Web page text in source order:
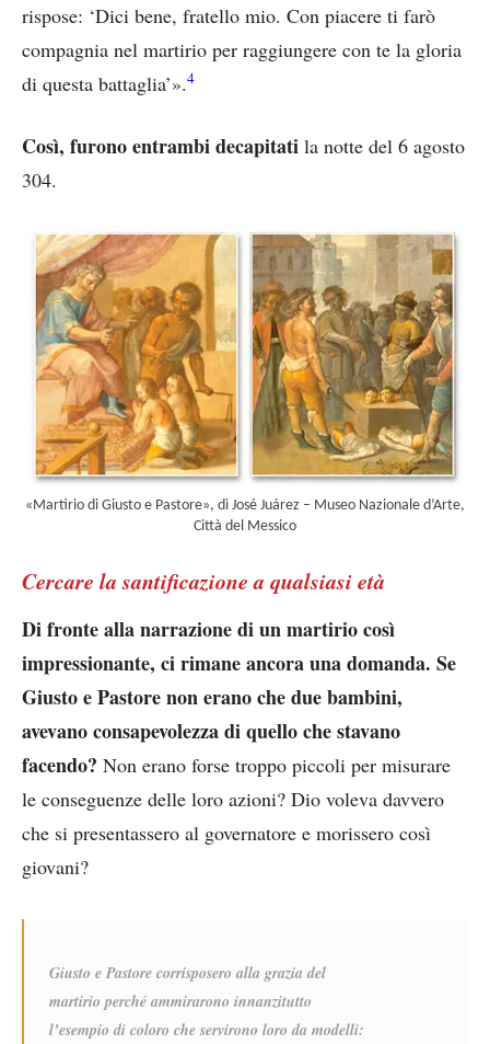
rispose: ‘Dici bene, fratello mio. Con piacere ti farò
compagnia nel martirio per raggiungere con te la gloria
di questa battaglia’».4
Così, furono entrambi decapitati la notte del 6 agosto
304.
«Martirio di Giusto e Pastore», di José Juárez – Museo Nazionale d’Arte,
Città del Messico
Cercare la santificazione a qualsiasi età
Di fronte alla narrazione di un martirio così
impressionante, ci rimane ancora una domanda. Se
Giusto e Pastore non erano che due bambini,
avevano consapevolezza di quello che stavano
facendo? Non erano forse troppo piccoli per misurare
le conseguenze delle loro azioni? Dio voleva davvero
che si presentassero al governatore e morissero così
giovani?
Giusto e Pastore corrisposero alla grazia del
martirio perché ammirarono innanzitutto
l’esempio di coloro che servirono loro da modelli: